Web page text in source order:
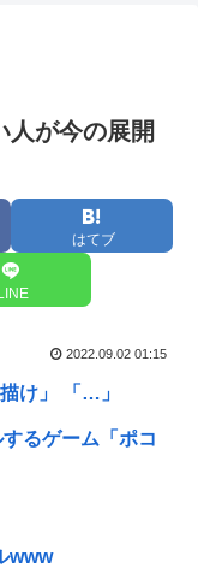
人が今の展開
はてブ
2022.09.02 01:15
け」 「…」
るゲーム「ポコ
www